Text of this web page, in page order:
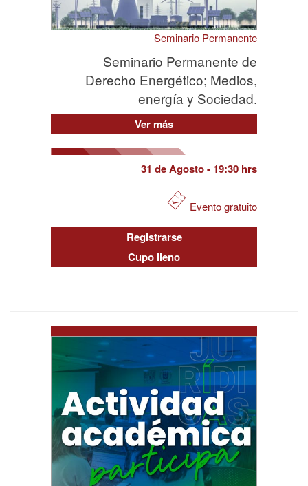
Seminario Permanente
Seminario Permanente de
Derecho Energético; Medios,
energía y Sociedad.
Ver más
31 de Agosto- 19:30 hrs
Evento gratuito
Registrarse
Cupo lleno